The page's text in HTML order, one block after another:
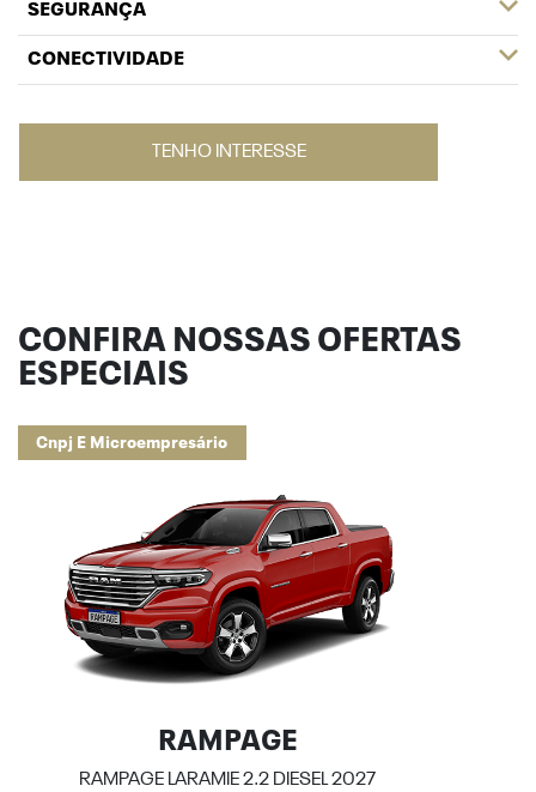
SEGURANÇA
CONECTIVIDADE
TENHO INTERESSE
CONFIRA NOSSAS OFERTAS
ESPECIAIS
RAMPAGE
RAMPAGE LARAMIE 2.2 DIESEL 2027
Cnpj E Microempresário